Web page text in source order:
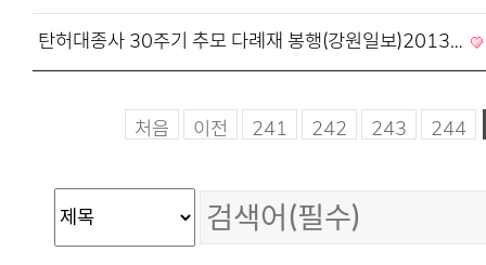
탄허대종사 30주기 추모 다례재 봉행(강원일보)2013…
처음 이전 241 242 243 244